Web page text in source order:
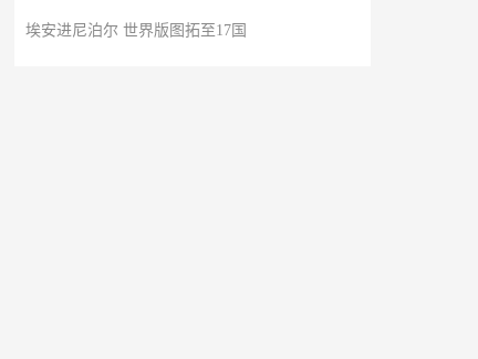
埃安进尼泊尔 世界版图拓至17国